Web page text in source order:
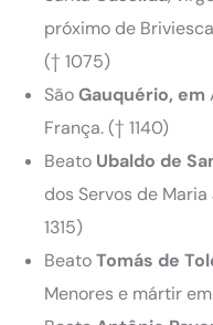
próximo de
(† 1075)
SãoGauquério, em
França. († 1140)
Beato Ubaldo de
dos Servos de
1315)
BeatoTomás de
Menores e mártir